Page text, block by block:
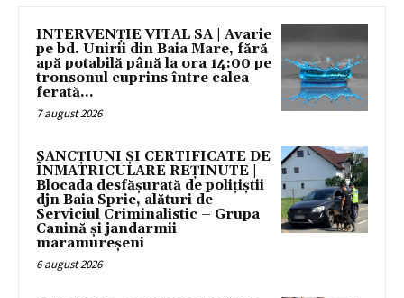
INTERVENȚIE VITAL SA | Avarie
pe bd. Unirii din Baia Mare, fără
apă potabilă până la ora 14:00 pe
tronsonul cuprins între calea
ferată...
7 august 2026
SANCȚIUNI ȘI CERTIFICATE DE
ÎNMATRICULARE REȚINUTE |
Blocada desfășurată de polițiștii
djn Baia Sprie, alături de
Serviciul Criminalistic – Grupa
Canină și jandarmii
maramureșeni
6 august 2026